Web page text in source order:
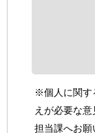
※個人に関す
えが必要な
担当課へお願